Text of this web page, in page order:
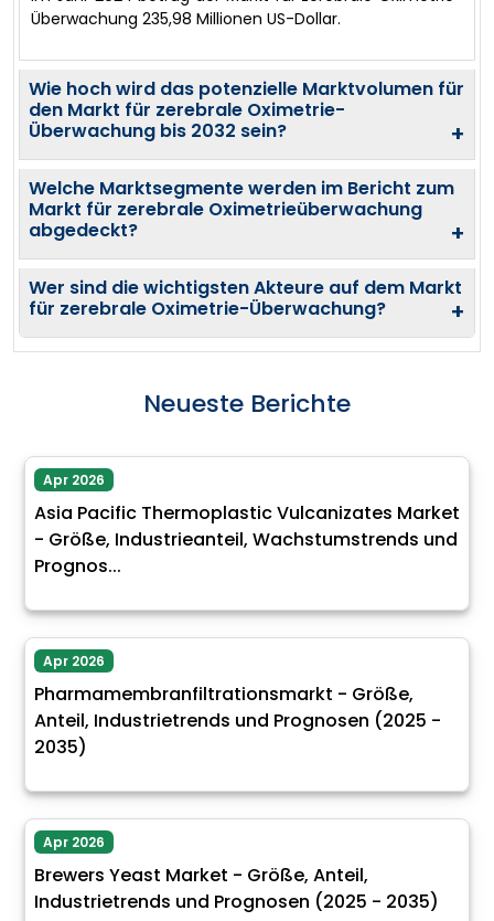
Überwachung 235,98 Millionen US-Dollar.
Wie hoch wird das potenzielle Marktvolumen für
den Markt für zerebrale Oximetrie-
Überwachung bis 2032 sein?
+
Welche Marktsegmente werden im Bericht zum
Markt für zerebrale Oximetrieüberwachung
abgedeckt?
+
Wer sind die wichtigsten Akteure auf dem Markt
für zerebrale Oximetrie-Überwachung?
+
Neueste Berichte
Apr 2026
Asia Pacific Thermoplastic Vulcanizates Market
- Größe, Industrieanteil, Wachstumstrends und
Prognos...
Apr 2026
Pharmamembranfiltrationsmarkt - Größe,
Anteil, Industrietrends und Prognosen (2025 -
2035)
Apr 2026
Brewers Yeast Market - Größe, Anteil,
Industrietrends und Prognosen (2025 - 2035)